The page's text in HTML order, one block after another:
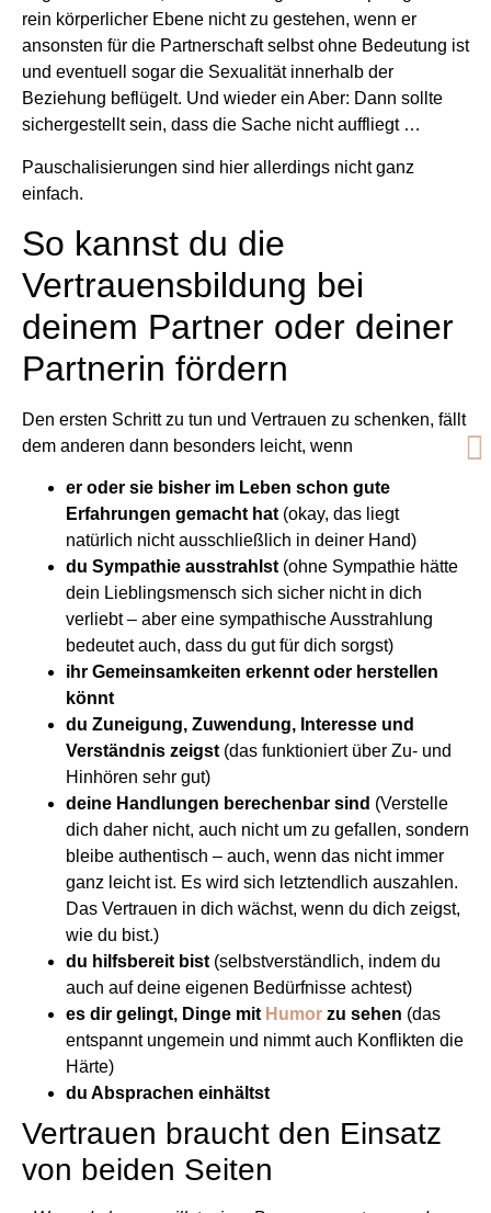
rein körperlicher Ebene nicht zu gestehen, wenn er
ansonsten für die Partnerschaft selbst ohne Bedeutung ist
und eventuell sogar die Sexualität innerhalb der
Beziehung beflügelt. Und wieder ein Aber: Dann sollte
sichergestellt sein, dass die Sache nicht auffliegt …
Pauschalisierungen sind hier allerdings nicht ganz
einfach.
So kannst du die
Vertrauensbildung bei
deinem Partner oder deiner
Partnerin fördern
Den ersten Schritt zu tun und Vertrauen zu schenken, fällt
dem anderen dann besonders leicht, wenn
er oder sie bisher im Leben schon gute
Erfahrungen gemacht hat (okay, das liegt
natürlich nicht ausschließlich in deiner Hand)
du Sympathie ausstrahlst (ohne Sympathie hätte
dein Lieblingsmensch sich sicher nicht in dich
verliebt – aber eine sympathische Ausstrahlung
bedeutet auch, dass du gut für dich sorgst)
ihr Gemeinsamkeiten erkennt oder herstellen
könnt
du Zuneigung, Zuwendung, Interesse und
Verständnis zeigst (das funktioniert über Zu- und
Hinhören sehr gut)
deine Handlungen berechenbar sind (Verstelle
dich daher nicht, auch nicht um zu gefallen, sondern
bleibe authentisch – auch, wenn das nicht immer
ganz leicht ist. Es wird sich letztendlich auszahlen.
Das Vertrauen in dich wächst, wenn du dich zeigst,
wie du bist.)
du hilfsbereit bist (selbstverständlich, indem du
auch auf deine eigenen Bedürfnisse achtest)
es dir gelingt, Dinge mit Humor zu sehen (das
entspannt ungemein und nimmt auch Konflikten die
Härte)
du Absprachen einhältst
Vertrauen braucht den Einsatz
von beiden Seiten